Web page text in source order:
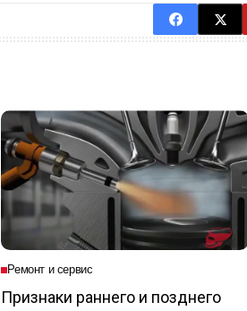
Ремонт и сервис
Признаки раннего и позднего